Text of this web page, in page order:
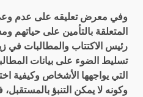
وفي معرض تعليقه على عدم
المتعلقة بالتأمين على حياتهم
رئيس الاكتتاب والمطالبات في
تسليط الضوء على بيانات
التي يواجهها الأشخاص وكيفية
وكونه لا يمكن التنبؤ